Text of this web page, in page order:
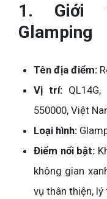
1. Giới
Glamping
Tên địa điểm:
Vị trí:
550000, Việt
Loại hình:
Điểm nổi bật:
không gian
vụ thân thiện,